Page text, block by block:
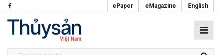
ePaper eMagazine English